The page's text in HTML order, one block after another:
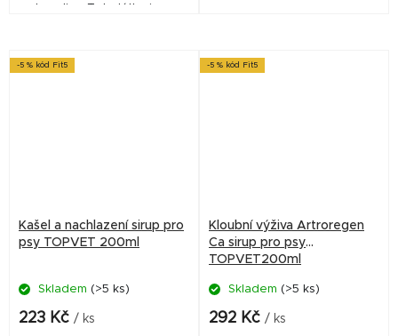
kyseliny. Tyto látky jsou
-5 % kód Fit5
Kašel a nachlazení sirup pro
psy TOPVET 200ml
Skladem (>5 ks)
223 Kč / ks
-5 % kód Fit5
Kloubní výživa Artroregen
Ca sirup pro psy
TOPVET200ml
Skladem (>5 ks)
292 Kč / ks